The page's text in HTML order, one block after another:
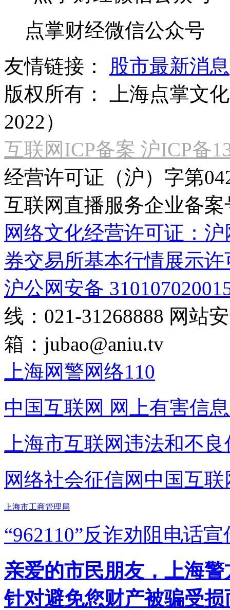
点掌财经微信公众号
友情链接：
股市最新消息
版权所有：
上海点掌文
2022）
互联网ICP备案 沪ICP备
经营许可证（沪）字第
互联网直播服务企业备案
网络文化经营许可证：
券交易所基本行情展示许
沪公网安备
线：021-31268888 网站
箱： jubao@aniu.tv
上海网警网络110
中国互联网 网上有害信
上海市互联网违法和不
网络社会征信网 中国互
上海市工商管理局
“962110”反诈劝阻电话宣
亲爱的市民朋友，上海
针对避免您财产被骗受